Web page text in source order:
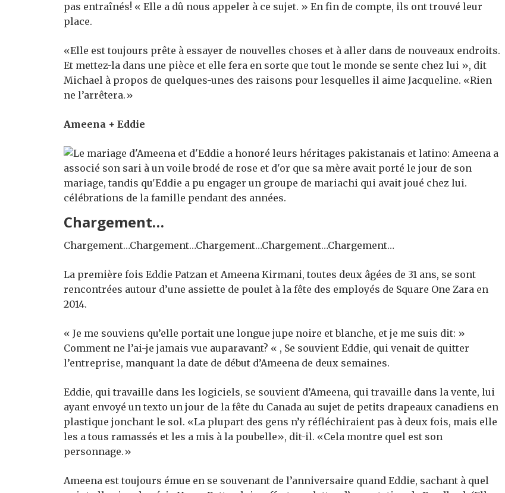
pas entraînés! « Elle a dû nous appeler à ce sujet. » En fin de compte, ils ont trouvé leur
place.
«Elle est toujours prête à essayer de nouvelles choses et à aller dans de nouveaux endroits.
Et mettez-la dans une pièce et elle fera en sorte que tout le monde se sente chez lui », dit
Michael à propos de quelques-unes des raisons pour lesquelles il aime Jacqueline. «Rien
ne l’arrêtera.»
Ameena + Eddie
Chargement…
Chargement…Chargement…Chargement…Chargement…Chargement…
La première fois Eddie Patzan et Ameena Kirmani, toutes deux âgées de 31 ans, se sont
rencontrées autour d’une assiette de poulet à la fête des employés de Square One Zara en
2014.
« Je me souviens qu’elle portait une longue jupe noire et blanche, et je me suis dit: »
Comment ne l’ai-je jamais vue auparavant? « , Se souvient Eddie, qui venait de quitter
l’entreprise, manquant la date de début d’Ameena de deux semaines.
Eddie, qui travaille dans les logiciels, se souvient d’Ameena, qui travaille dans la vente, lui
ayant envoyé un texto un jour de la fête du Canada au sujet de petits drapeaux canadiens en
plastique jonchant le sol. «La plupart des gens n’y réfléchiraient pas à deux fois, mais elle
les a tous ramassés et les a mis à la poubelle», dit-il. «Cela montre quel est son
personnage.»
Ameena est toujours émue en se souvenant de l’anniversaire quand Eddie, sachant à quel